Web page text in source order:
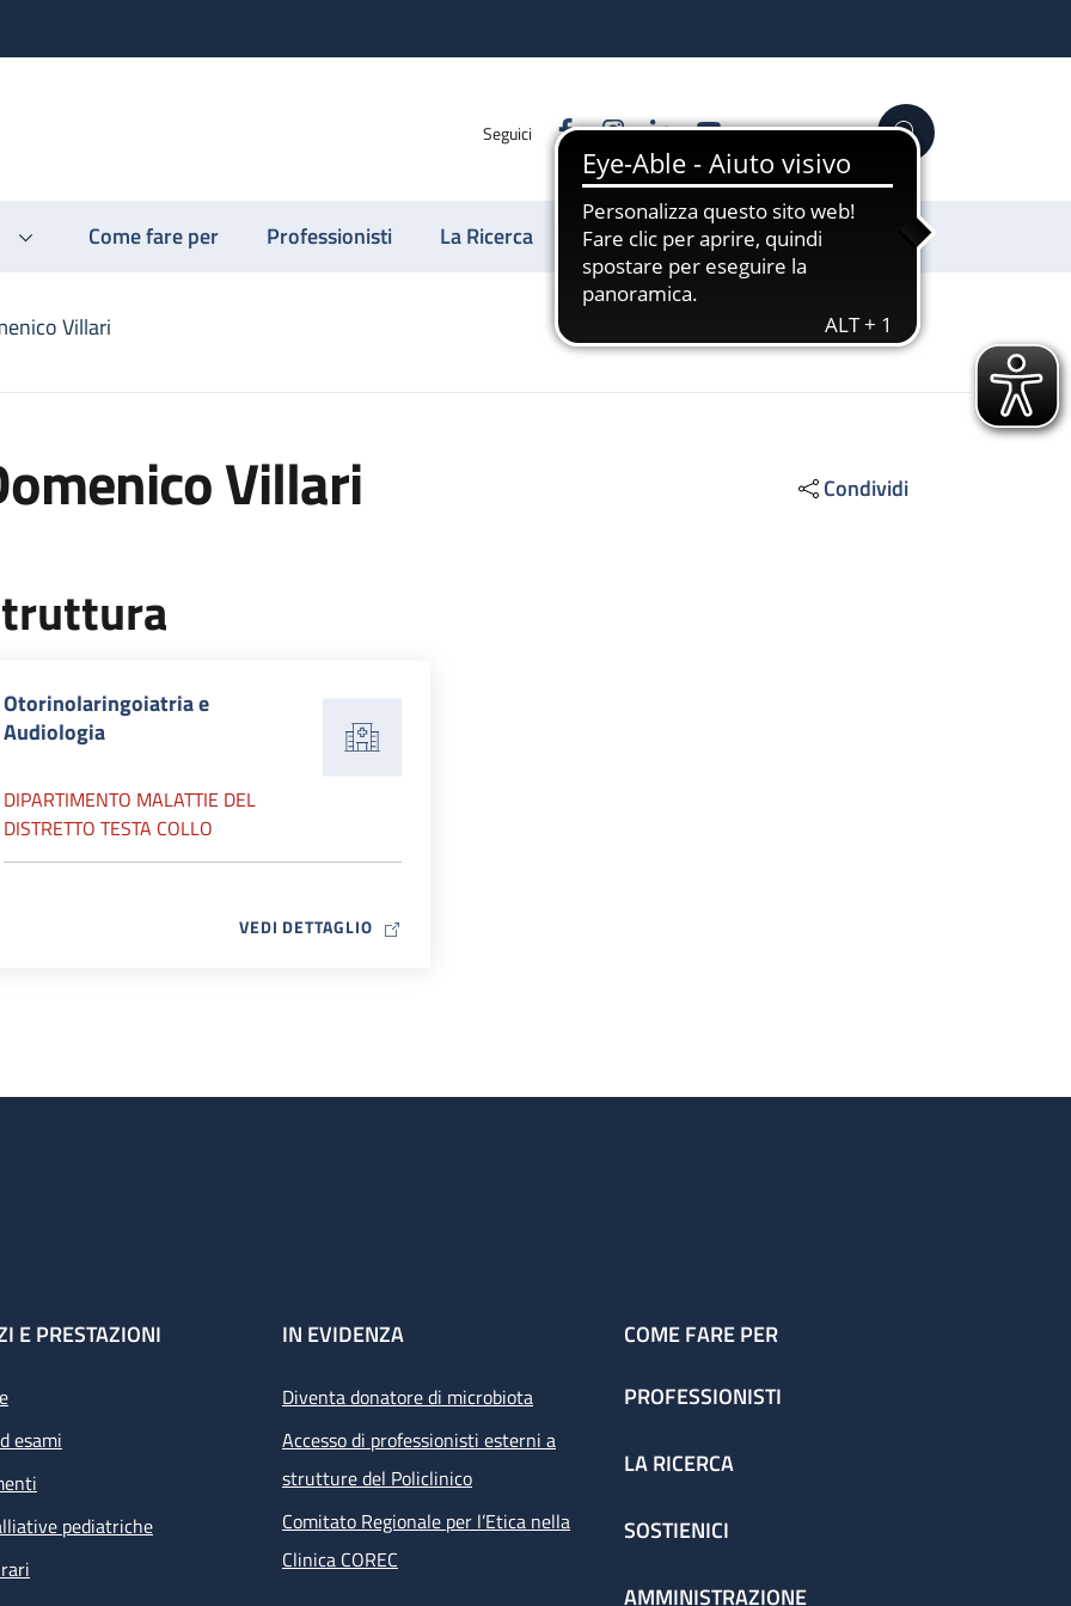
Seguici FacebookInstagram
LinkedinYouTube Cerca
Come fare per Professionisti La Ricerca Sostienici
Villari
Villari Condividi
Otorinolaringoiatria e
Audiologia
DIPARTIMENTO MALATTIE DEL
DISTRETTO TESTA COLLO
VEDI DETTAGLIOMAP ICON
E PRESTAZIONI
esami
pediatriche
IN EVIDENZA
Diventa donatore di microbiota
Accesso di professionisti esterni a
strutture del Policlinico
Comitato Regionale per l’Etica nella
Clinica COREC
COME FARE PER
PROFESSIONISTI
LA RICERCA
SOSTIENICI
AMMINISTRAZIONE